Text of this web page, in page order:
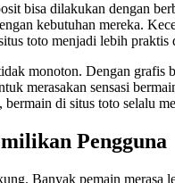
bisa dilakukan dengan
kebutuhan mereka.
toto menjadi lebih praktis
monoton. Dengan
merasakan sensasi
di situs toto selalu
Pengguna
Banyak pemain merasa